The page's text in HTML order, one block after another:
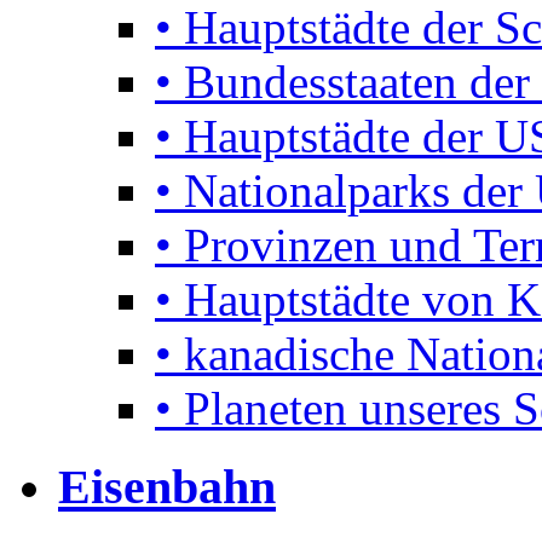
• Hauptstädte der
• Bundesstaaten
• Hauptstädte der
• Nationalparks der
• Provinzen und
• Hauptstädte von
• kanadische
• Planeten unseres
Eisenbahn